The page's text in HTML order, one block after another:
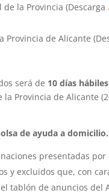
de la Provincia (Descarga
Provincia de Alicante
será de 10 días hábiles
Provincia de Alicante
de ayuda a domicilio.
presentadas
y excluidos que, con
tablón de anuncios del